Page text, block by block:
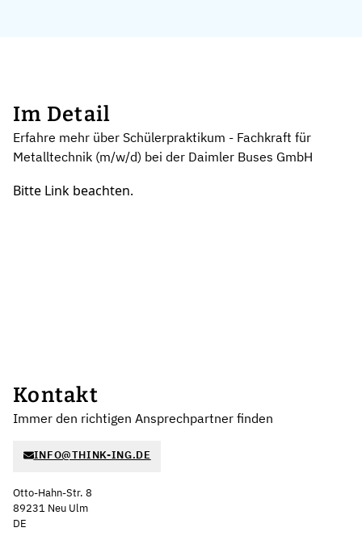
Im Detail
Erfahre mehr über Schülerpraktikum - Fachkraft für
Metalltechnik (m/w/d) bei der Daimler Buses GmbH
Bitte Link beachten.
Kontakt
Immer den richtigen Ansprechpartner finden
INFO@THINK-ING.DE
Otto-Hahn-Str. 8
89231 Neu Ulm
DE